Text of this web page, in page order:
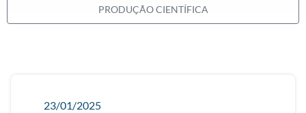
PRODUÇÃO CIENTÍFICA
23/01/2025